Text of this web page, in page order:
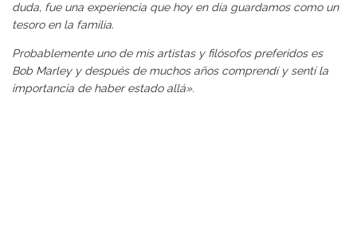
duda, fue una experiencia que hoy en día guardamos como un
tesoro en la familia.
Probablemente uno de mis artistas y filósofos preferidos es
Bob Marley y después de muchos años comprendí y sentí la
importancia de haber estado allá».